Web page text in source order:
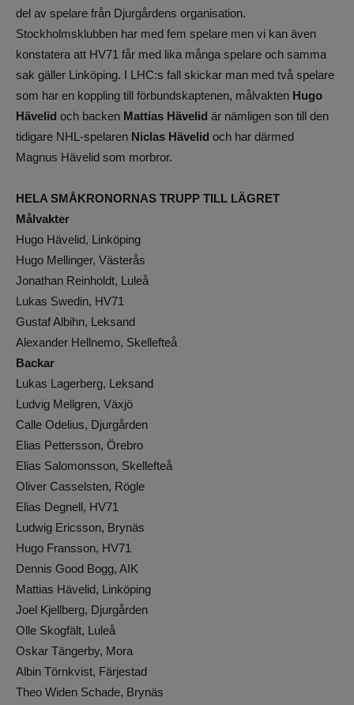
del av spelare från Djurgårdens organisation.
Stockholmsklubben har med fem spelare men vi kan även
konstatera att HV71 får med lika många spelare och samma
sak gäller Linköping. I LHC:s fall skickar man med två spelare
som har en koppling till förbundskaptenen, målvakten Hugo
Hävelid och backen Mattias Hävelid är nämligen son till den
tidigare NHL-spelaren Niclas Hävelid och har därmed
Magnus Hävelid som morbror.
HELA SMÅKRONORNAS TRUPP TILL LÄGRET
Målvakter
Hugo Hävelid, Linköping
Hugo Mellinger, Västerås
Jonathan Reinholdt, Luleå
Lukas Swedin, HV71
Gustaf Albihn, Leksand
Alexander Hellnemo, Skellefteå
Backar
Lukas Lagerberg, Leksand
Ludvig Mellgren, Växjö
Calle Odelius, Djurgården
Elias Pettersson, Örebro
Elias Salomonsson, Skellefteå
Oliver Casselsten, Rögle
Elias Degnell, HV71
Ludwig Ericsson, Brynäs
Hugo Fransson, HV71
Dennis Good Bogg, AIK
Mattias Hävelid, Linköping
Joel Kjellberg, Djurgården
Olle Skogfält, Luleå
Oskar Tängerby, Mora
Albin Törnkvist, Färjestad
Theo Widen Schade, Brynäs